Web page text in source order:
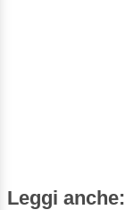
Leggi anche: